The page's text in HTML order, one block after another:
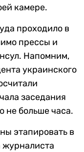
камере.
проходило в
прессы и
Напомним,
украинского
заседания
не больше часа.
этапировать в